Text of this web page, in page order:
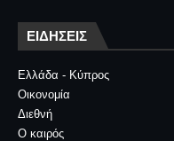
ΕΙΔΗΣΕΙΣ
Ελλάδα - Κύπρος
Οικονομία
Διεθνή
Ο καιρός